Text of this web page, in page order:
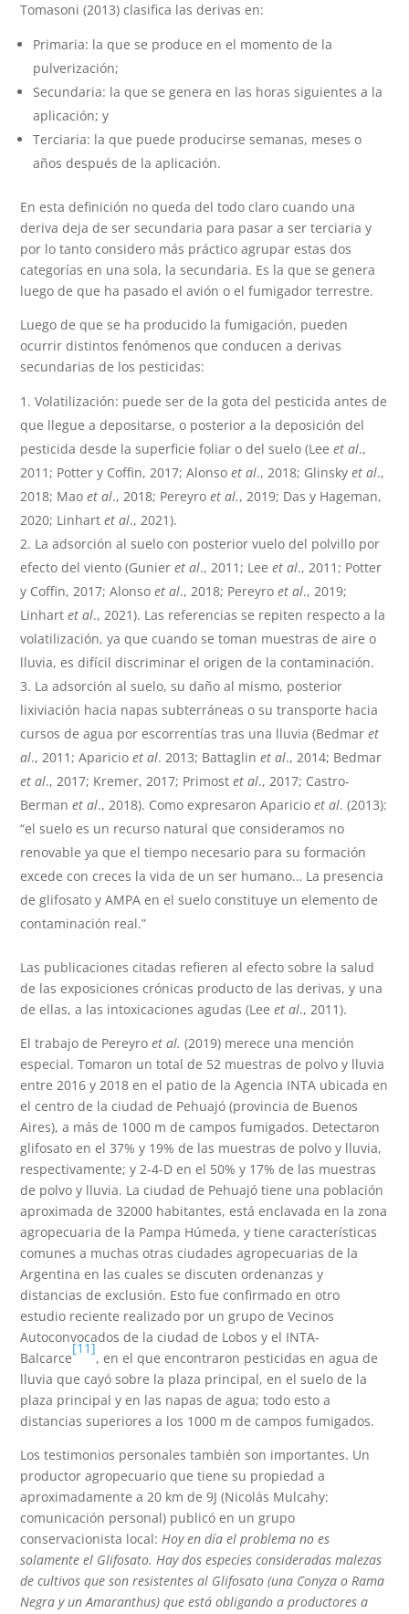
Tomasoni (2013) clasifica las derivas en:
Primaria: la que se produce en el momento de la
pulverización;
Secundaria: la que se genera en las horas siguientes a la
aplicación; y
Terciaria: la que puede producirse semanas, meses o
años después de la aplicación.
En esta definición no queda del todo claro cuando una
deriva deja de ser secundaria para pasar a ser terciaria y
por lo tanto considero más práctico agrupar estas dos
categorías en una sola, la secundaria. Es la que se genera
luego de que ha pasado el avión o el fumigador terrestre.
Luego de que se ha producido la fumigación, pueden
ocurrir distintos fenómenos que conducen a derivas
secundarias de los pesticidas:
Volatilización: puede ser de la gota del pesticida antes de
que llegue a depositarse, o posterior a la deposición del
pesticida desde la superficie foliar o del suelo (Leeet al.,
2011; Potter y Coffin, 2017; Alonsoet al., 2018; Glinskyet al.,
2018; Maoet al., 2018; Pereyroet al., 2019; Das y Hageman,
2020; Linhartet al., 2021).
La adsorción al suelo con posterior vuelo del polvillo por
efecto del viento (Gunieret al., 2011; Leeet al., 2011; Potter
y Coffin, 2017; Alonsoet al., 2018; Pereyroet al., 2019;
Linhartet al., 2021). Las referencias se repiten respecto a la
volatilización, ya que cuando se toman muestras de aire o
lluvia, es difícil discriminar el origen de la contaminación.
La adsorción al suelo, su daño al mismo, posterior
lixiviación hacia napas subterráneas o su transporte hacia
cursos de agua por escorrentías tras una lluvia (Bedmaret
al., 2011; Aparicioet al. 2013; Battaglinet al., 2014; Bedmar
et al., 2017; Kremer, 2017; Primostet al., 2017; Castro-
Bermanet al., 2018). Como expresaron Aparicioet al. (2013):
“el suelo es un recurso natural que consideramos no
renovable ya que el tiempo necesario para su formación
excede con creces la vida de un ser humano… La presencia
de glifosato y AMPA en el suelo constituye un elemento de
contaminación real.”
Las publicaciones citadas refieren al efecto sobre la salud
de las exposiciones crónicas producto de las derivas, y una
de ellas, a las intoxicaciones agudas (Leeet al., 2011).
El trabajo de Pereyroet al. (2019) merece una mención
especial. Tomaron un total de 52 muestras de polvo y lluvia
entre 2016 y 2018 en el patio de la Agencia INTA ubicada en
el centro de la ciudad de Pehuajó (provincia de Buenos
Aires), a más de 1000 m de campos fumigados. Detectaron
glifosato en el 37% y 19% de las muestras de polvo y lluvia,
respectivamente; y 2-4-D en el 50% y 17% de las muestras
de polvo y lluvia. La ciudad de Pehuajó tiene una población
aproximada de 32000 habitantes, está enclavada en la zona
agropecuaria de la Pampa Húmeda, y tiene características
comunes a muchas otras ciudades agropecuarias de la
Argentina en las cuales se discuten ordenanzas y
distancias de exclusión. Esto fue confirmado en otro
estudio reciente realizado por un grupo de Vecinos
Autoconvocados de la ciudad de Lobos y el INTA-
Balcarce
[11]
, en el que encontraron pesticidas en agua de
lluvia que cayó sobre la plaza principal, en el suelo de la
plaza principal y en las napas de agua; todo esto a
distancias superiores a los 1000 m de campos fumigados.
Los testimonios personales también son importantes. Un
productor agropecuario que tiene su propiedad a
aproximadamente a 20 km de 9J (Nicolás Mulcahy:
comunicación personal) publicó en un grupo
conservacionista local:Hoy en día el problema no es
solamente el Glifosato. Hay dos especies consideradas malezas
de cultivos que son resistentes al Glifosato (una Conyza o Rama
Negra y un Amaranthus) que está obligando a productores a